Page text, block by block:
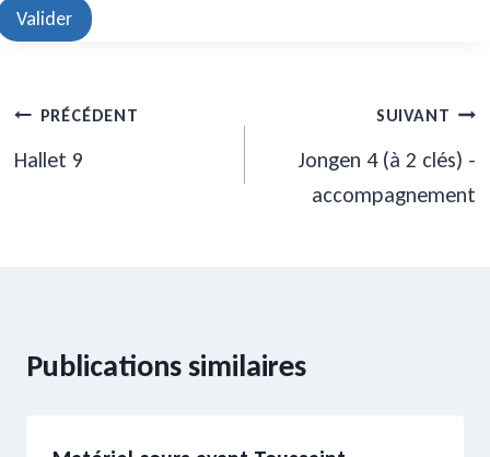
Navigation
de
PRÉCÉDENT
Hallet 9
SUIVANT
Jongen 4 (à 2 clés) -
accompagnement
Publications similaires